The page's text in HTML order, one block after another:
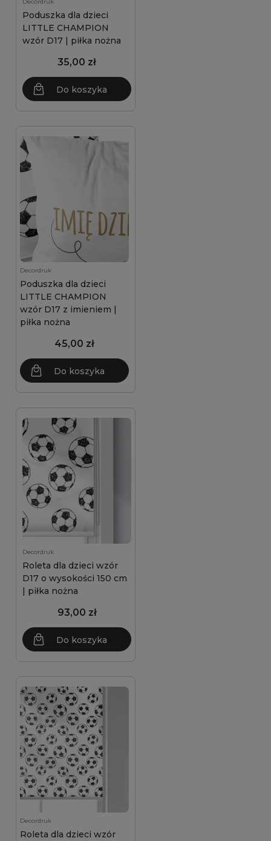
Poduszka dla dzieci
LITTLE CHAMPION
wzór D17 | piłka nożna
35,00 zł
Do koszyka
Decordruk
Poduszka dla dzieci
LITTLE CHAMPION
wzór D17 z imieniem |
piłka nożna
45,00 zł
Do koszyka
Decordruk
Roleta dla dzieci wzór
D17 o wysokości 150 cm
| piłka nożna
93,00 zł
Do koszyka
Decordruk
Roleta dla dzieci wzór